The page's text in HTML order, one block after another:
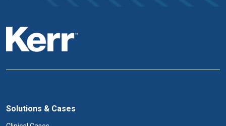
Solutions & Cases